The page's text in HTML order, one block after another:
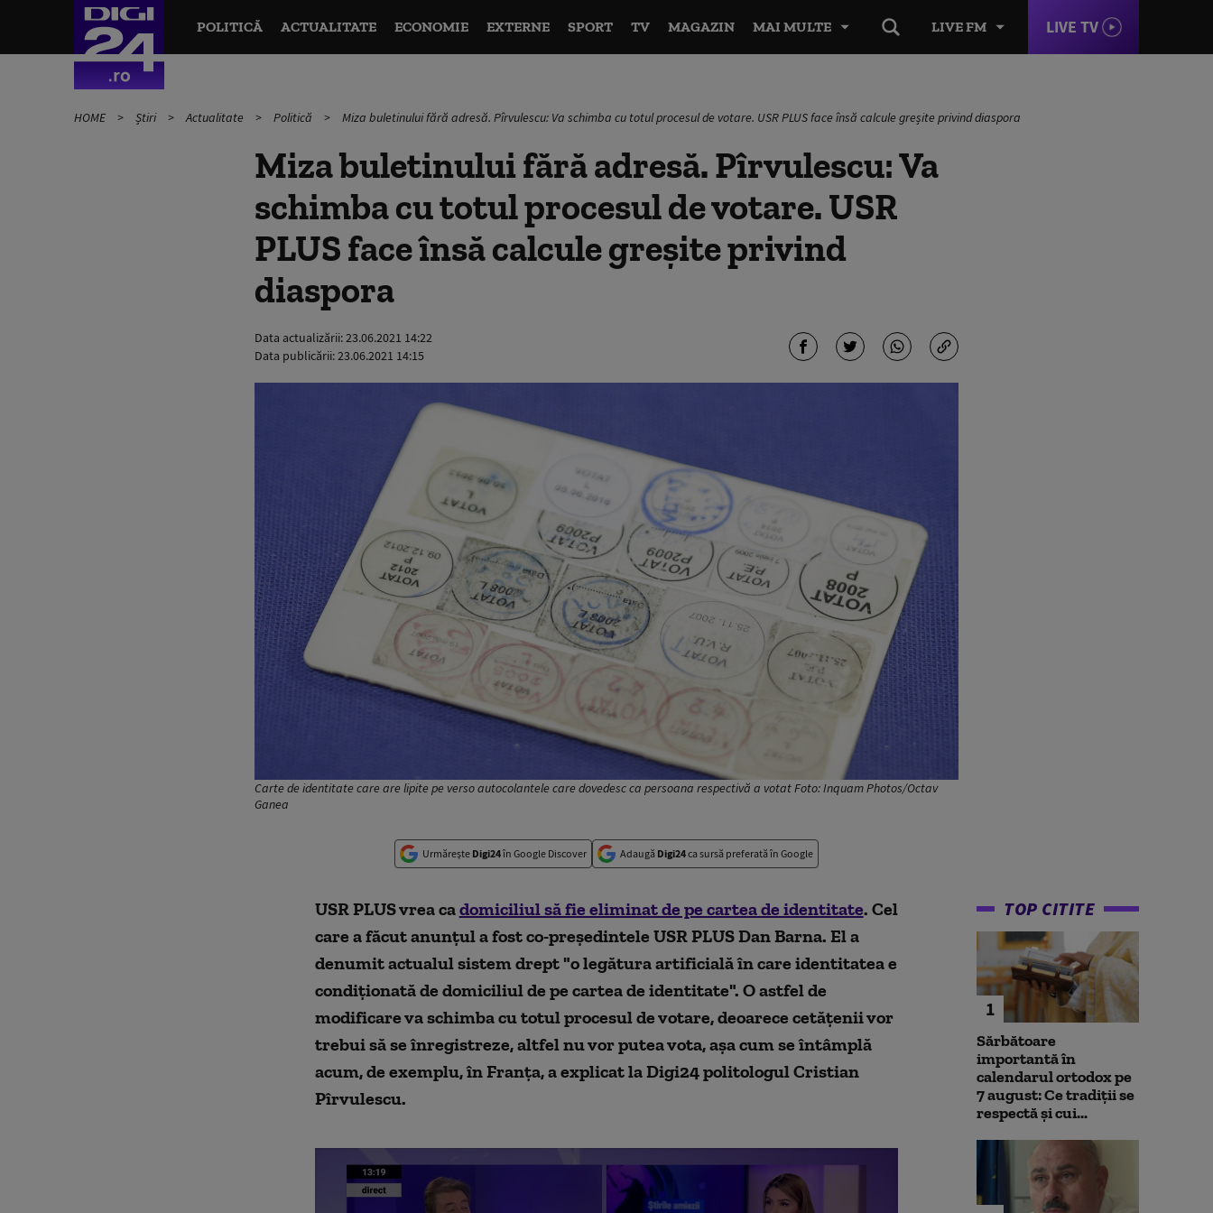
LIVE FM LIVE TV
POLITICĂ ACTUALITATE ECONOMIE EXTERNE SPORT TV MAGAZIN MAI MULTE
HOME Știri Actualitate Politică Miza buletinului fără adresă. Pîrvulescu: Va schimba cu totul procesul de votare. USR PLUS face însă calcule greșite privind diaspora
Miza buletinului fără adresă. Pîrvulescu: Va
schimba cu totul procesul de votare. USR
PLUS face însă calcule greșite privind
diaspora
Data actualizării:23.06.2021 14:22
Data publicării:23.06.2021 14:15
Carte de identitate care are lipite pe verso autocolantele care dovedesc ca persoana respectivă a votat Foto: Inquam Photos/Octav
Ganea
Urmărește Digi24în Google Discover Adaugă Digi24ca sursă preferată în Google
USR PLUS vrea cadomiciliul să fie eliminat de pe cartea de identitate. Cel
care a făcut anunțul a fost co-președintele USR PLUS Dan Barna. El a
denumit actualul sistem drept "o legătura artificială în care identitatea e
condiționată de domiciliul de pe cartea de identitate". O astfel de
modificare va schimba cu totul procesul de votare, deoarece cetățenii vor
trebui să se înregistreze, altfel nu vor putea vota, așa cum se întâmplă
acum, de exemplu, în Franța, a explicat la Digi24 politologul Cristian
Pîrvulescu.
TOP CITITE
1
Sărbătoare
importantă în
calendarul ortodox pe
7 august: Ce tradiții se
respectă și cui...